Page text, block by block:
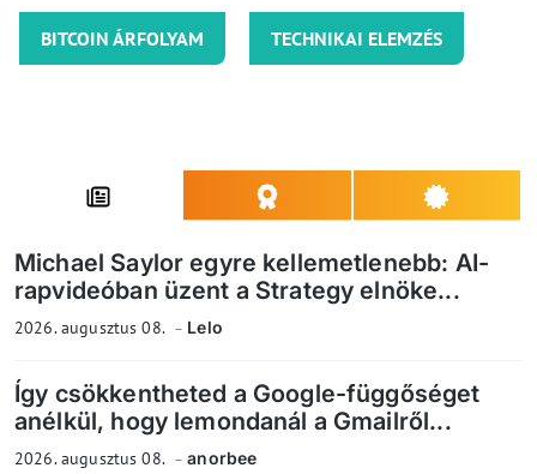
BITCOIN ÁRFOLYAM TECHNIKAI ELEMZÉS
Michael Saylor egyre kellemetlenebb: AI-
rapvideóban üzent a Strategy elnöke...
2026. augusztus 08. Lelo
Így csökkentheted a Google-függőséget
anélkül, hogy lemondanál a Gmailről...
2026. augusztus 08. anorbee